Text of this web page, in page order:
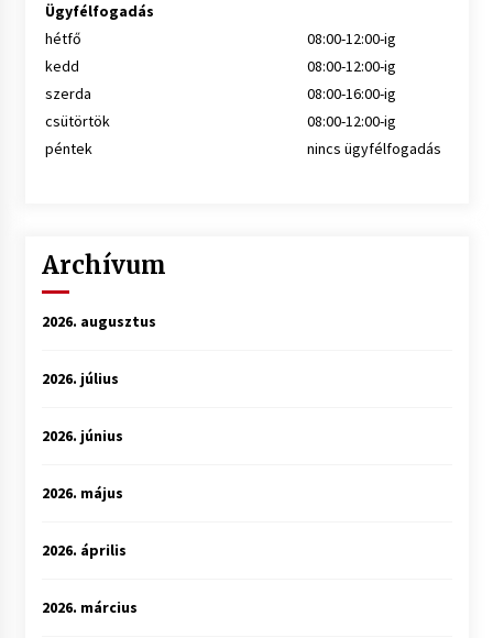
Ügyfélfogadás
hétfő
08:00-12:00-ig
kedd
08:00-12:00-ig
szerda
08:00-16:00-ig
csütörtök
08:00-12:00-ig
péntek
nincs ügyfélfogadás
Archívum
2026. augusztus
2026. július
2026. június
2026. május
2026. április
2026. március